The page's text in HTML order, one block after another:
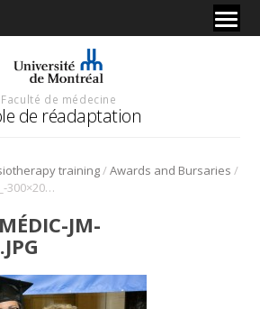
Faculté de médecine
de réadaptation
training/Awards and Bursaries /
Prix-Atlas-Médic-JM-CB_-300×200.jpg
JM-